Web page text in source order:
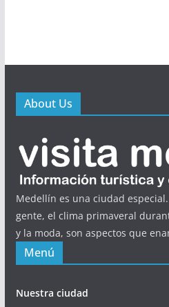
About Us
Medellín es una ciudad
gente, el clima primaveral
y la moda, son aspectos que
Menú
Nuestra ciudad